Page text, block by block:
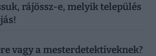
rájössz-e, melyik település
vagy a mesterdetektíveknek?